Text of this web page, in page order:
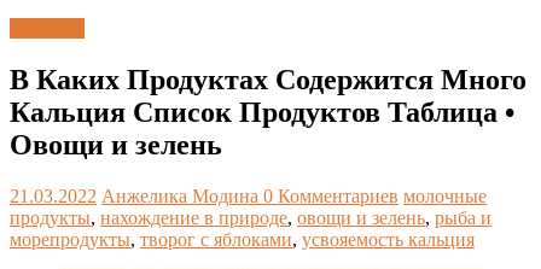
В Каких Продуктах Содержится Много
Кальция Список Продуктов Таблица •
Овощи и зелень
21.03.2022 Анжелика Модина 0 Комментариев молочные
продукты, нахождение в природе, овощи и зелень, рыба и
морепродукты, творог с яблоками, усвояемость кальция